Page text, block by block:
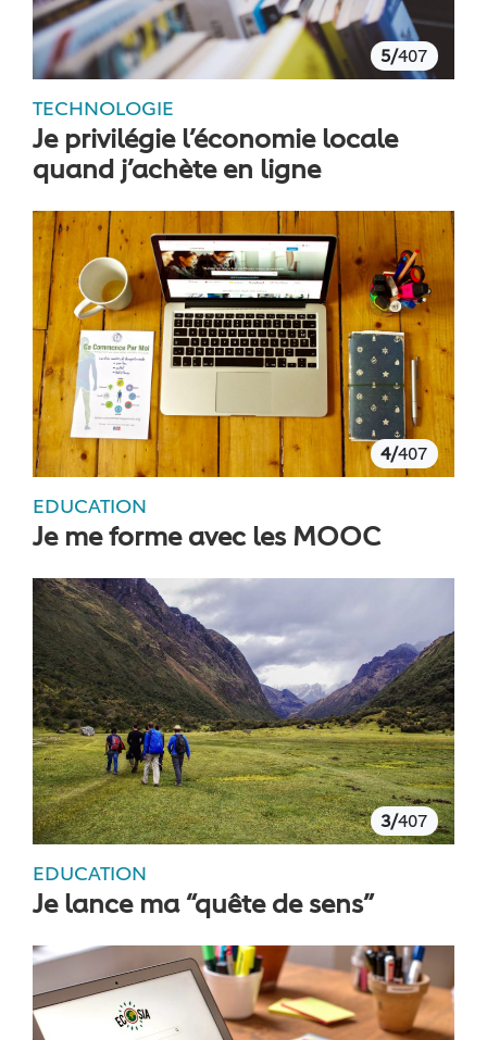
5/407
TECHNOLOGIE
Je privilégie l’économie locale
quand j’achète en ligne
4/407
EDUCATION
Je me forme avec les MOOC
3/407
EDUCATION
Je lance ma “quête de sens”